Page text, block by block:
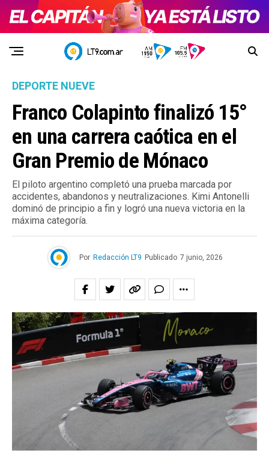
DEPORTE NUEVE
Franco Colapinto finalizó 15°
en una carrera caótica en el
Gran Premio de Mónaco
El piloto argentino completó una prueba marcada por
accidentes, abandonos y neutralizaciones. Kimi Antonelli
dominó de principio a fin y logró una nueva victoria en la
máxima categoría.
Por Redacción LT9 Publicado 7 junio, 2026